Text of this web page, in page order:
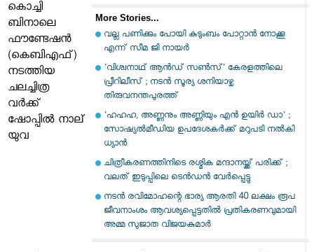
More Stories...
വല്ല പണിക്കും പോയി കുടുംബം പോറ്റാന്‍ നോക്കൂ
എന്ന് സീമ ജി നായര്‍
'വിശ്വനാഥ് ആന്‍ഡ് സണ്‍സ്' കേരളത്തിലെ
പ്രീറിലീസ് ; നടന്‍ സൂര്യ ശനിയാഴ്ച
തിരുവനന്തപുരത്ത്
'ഹഹഹ, അണ്ണനും അണ്ണിയും എന്‍ ഉയിര്‍ ഡാ' ;
സോഷ്യല്‍മീഡിയ ഉപദേശകര്‍ക്ക് മറുപടി നല്‍കി
ധ്യാന്‍
ചിത്രീകരണത്തിനിടെ രശ്മിക മന്ദാനയ്ക്ക് പരിക്ക് ;
വലത് ഇടുപ്പിലെ ടെന്‍ഡന്‍ വേര്‍പ്പെട്ടു
നടന്‍ രവിമോഹന്റെ ഭാര്യ ആരതി 40 ലക്ഷം രൂപ
ജീവനാംശം ആവശ്യപ്പെട്ടതില്‍ പ്രതികരണവുമായി
അമ്മ സുജാത വിജയകുമാര്‍
കൊച്ചി
ബിനാലെ
ഫൗണ്ടേഷന്‍
(കെബിഎഫ്)
നടത്തിയ
ചലച്ചിത്ര
വര്‍ക്ക്
ഷോപ്പിൽ നാല്
യുവ